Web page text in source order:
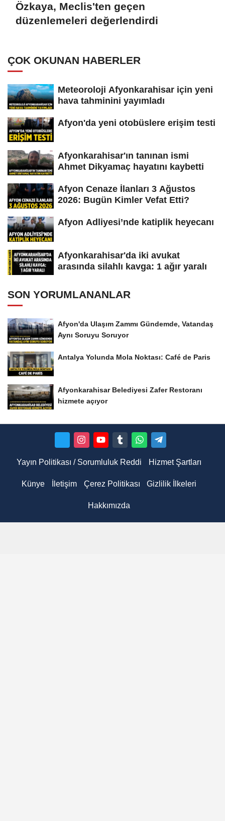
Özkaya, Meclis'ten geçen
düzenlemeleri değerlendirdi
ÇOK OKUNAN HABERLER
Meteoroloji Afyonkarahisar için yeni
hava tahminini yayımladı
Afyon'da yeni otobüslere erişim testi
Afyonkarahisar'ın tanınan ismi
Ahmet Dikyamaç hayatını kaybetti
Afyon Cenaze İlanları 3 Ağustos
2026: Bugün Kimler Vefat Etti?
Afyon Adliyesi’nde katiplik heyecanı
Afyonkarahisar'da iki avukat
arasında silahlı kavga: 1 ağır yaralı
SON YORUMLANANLAR
Afyon'da Ulaşım Zammı Gündemde, Vatandaş
Aynı Soruyu Soruyor
Antalya Yolunda Mola Noktası: Café de Paris
Afyonkarahisar Belediyesi Zafer Restoranı
hizmete açıyor
Yayın Politikası / Sorumluluk Reddi Hizmet Şartları
Künye İletişim Çerez Politikası Gizlilik İlkeleri
Hakkımızda